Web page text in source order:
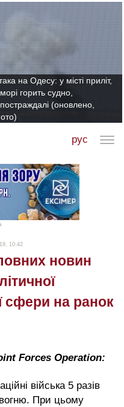
на Одесу: у місті приліт,
горить судно,
(оновлено,
рус
10:42
новин
сфери на ранок
Forces Operation:
війська 5 разів
При цьому